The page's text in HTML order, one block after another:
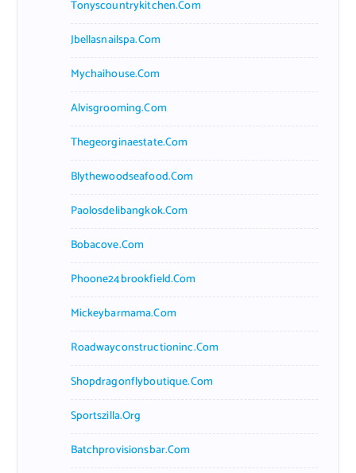
Tonyscountrykitchen.com
Jbellasnailspa.com
Mychaihouse.com
Alvisgrooming.com
Thegeorginaestate.com
Blythewoodseafood.com
Paolosdelibangkok.com
Bobacove.com
Phoone24brookfield.com
Mickeybarmama.com
Roadwayconstructioninc.com
Shopdragonflyboutique.com
Sportszilla.org
Batchprovisionsbar.com